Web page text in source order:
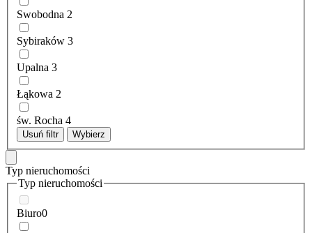
Swobodna 2
Sybiraków 3
Upalna 3
Łąkowa 2
św. Rocha 4
Usuń filtr Wybierz
Typ nieruchomości
Typ nieruchomości
Biuro0